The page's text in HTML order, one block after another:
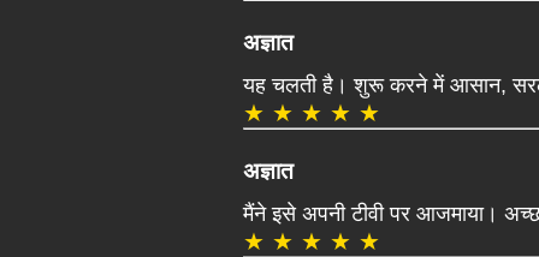
अज्ञात
यह चलती है। शुरू करने में आसान,
★ ★ ★ ★ ★
अज्ञात
मैंने इसे अपनी टीवी पर आजमाया।
★ ★ ★ ★ ★